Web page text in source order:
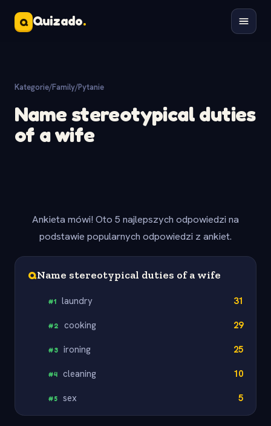
Q Quizado.
Kategorie/Family/Pytanie
Name stereotypical duties
of a wife
Ankieta mówi! Oto 5 najlepszych odpowiedzi na
podstawie popularnych odpowiedzi z ankiet.
QName stereotypical duties of a wife
#1 laundry 31
#2 cooking 29
#3 ironing 25
#4 cleaning 10
#5 sex 5